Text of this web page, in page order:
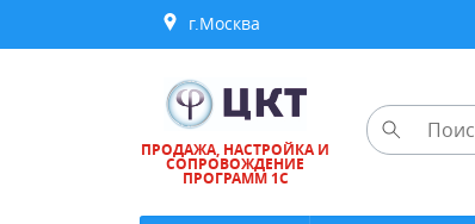
г.Москва
ПРОДАЖА, НАСТРОЙКА И
СОПРОВОЖДЕНИЕ
ПРОГРАММ 1С